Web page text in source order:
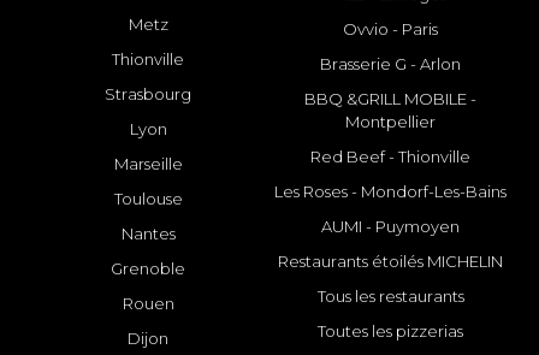
Metz
Thionville
Strasbourg
Lyon
Marseille
Toulouse
Nantes
Grenoble
Rouen
Dijon
Ovvio - Paris
Brasserie G - Arlon
BBQ &GRILL MOBILE -
Montpellier
Red Beef - Thionville
Les Roses - Mondorf-Les-Bains
AUMI - Puymoyen
Restaurants étoilés MICHELIN
Tous les restaurants
Toutes les pizzerias